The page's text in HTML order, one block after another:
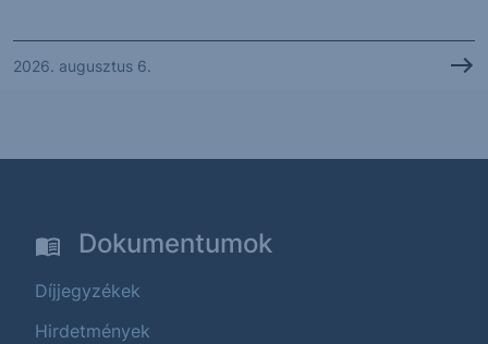
2026. augusztus 6.
Dokumentumok
Díjjegyzékek
Hirdetmények